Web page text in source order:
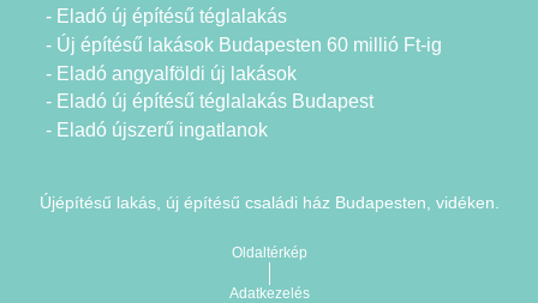
- Eladó új építésű téglalakás
- Új építésű lakások Budapesten 60 millió Ft-ig
- Eladó angyalföldi új lakások
- Eladó új építésű téglalakás Budapest
- Eladó újszerű ingatlanok
Újépítésű lakás, új építésű családi ház Budapesten, vidéken.
Oldaltérkép
Adatkezelés